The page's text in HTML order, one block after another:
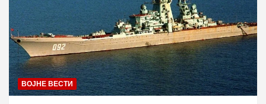
ВОЈНЕ ВЕСТИ